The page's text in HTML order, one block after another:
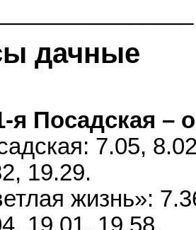
дачные
Посадская –
7.05,
19.29.
жизнь»:
19.01, 19.58.